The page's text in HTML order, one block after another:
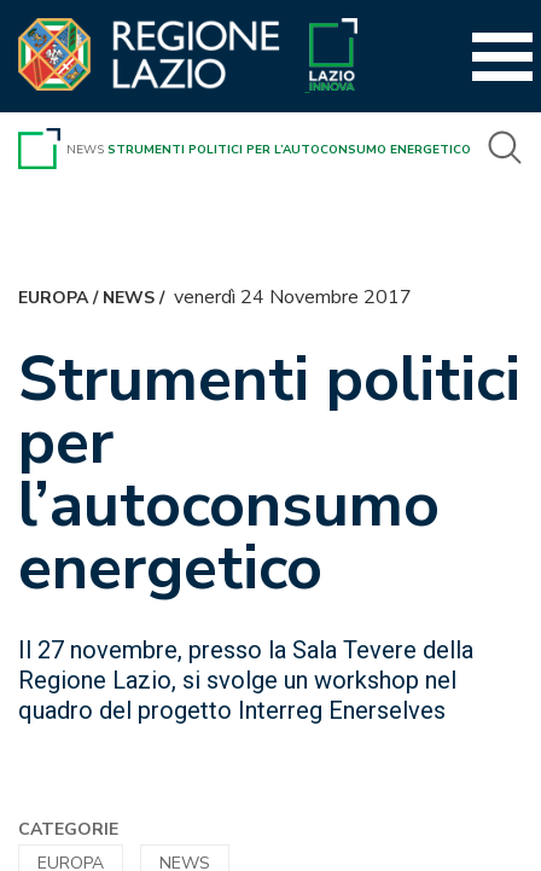
contenuto
NEWS STRUMENTI POLITICI PER L’AUTOCONSUMO ENERGETICO
EUROPA/ NEWS/ venerdì 24 Novembre 2017
Strumenti politici
per
l’autoconsumo
energetico
Il 27 novembre, presso la Sala Tevere della
Regione Lazio, si svolge un workshop nel
quadro del progetto Interreg Enerselves
CATEGORIE
EUROPA
NEWS